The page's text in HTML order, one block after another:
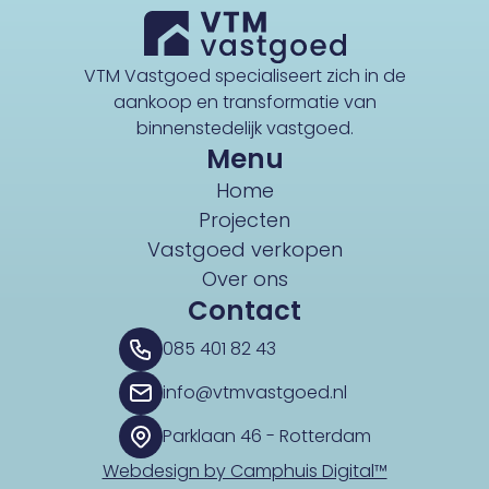
VTM Vastgoed specialiseert zich in de
aankoop en transformatie van
binnenstedelijk vastgoed.
Menu
Home
Projecten
Vastgoed verkopen
Over ons
Contact
085 401 82 43
info@vtmvastgoed.nl
Parklaan 46 - Rotterdam
Webdesign by Camphuis Digital™